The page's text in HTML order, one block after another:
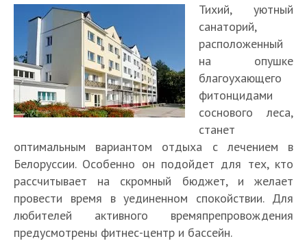
Тихий, уютный
санаторий,
расположенный
на опушке
благоухающего
фитонцидами
соснового леса,
станет
оптимальным вариантом отдыха с лечением в
Белоруссии. Особенно он подойдет для тех, кто
рассчитывает на скромный бюджет, и желает
провести время в уединенном спокойствии. Для
любителей активного времяпрепровождения
предусмотрены фитнес-центр и бассейн.